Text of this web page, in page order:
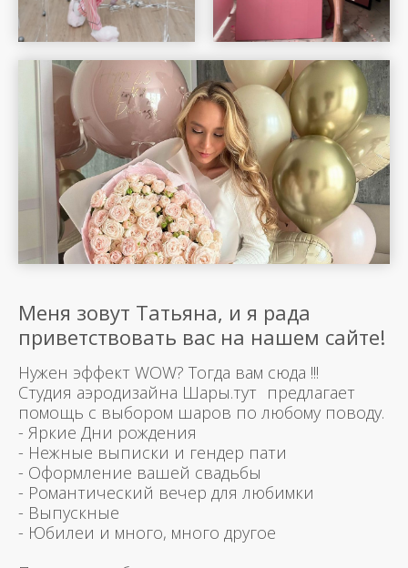
Меня зовут Татьяна, и я рада
приветствовать вас на нашем сайте!
Нужен эффект WOW? Тогда вам сюда !!!
Студия аэродизайна Шары.тут предлагает
помощь с выбором шаров по любому поводу.
- Яркие Дни рождения
- Нежные выписки и гендер пати
- Оформление вашей свадьбы
- Романтический вечер для любимки
- Выпускные
- Юбилеи и много, много другое